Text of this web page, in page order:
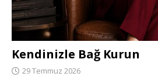
Kendinizle Bağ Kurun
29 Temmuz 2026